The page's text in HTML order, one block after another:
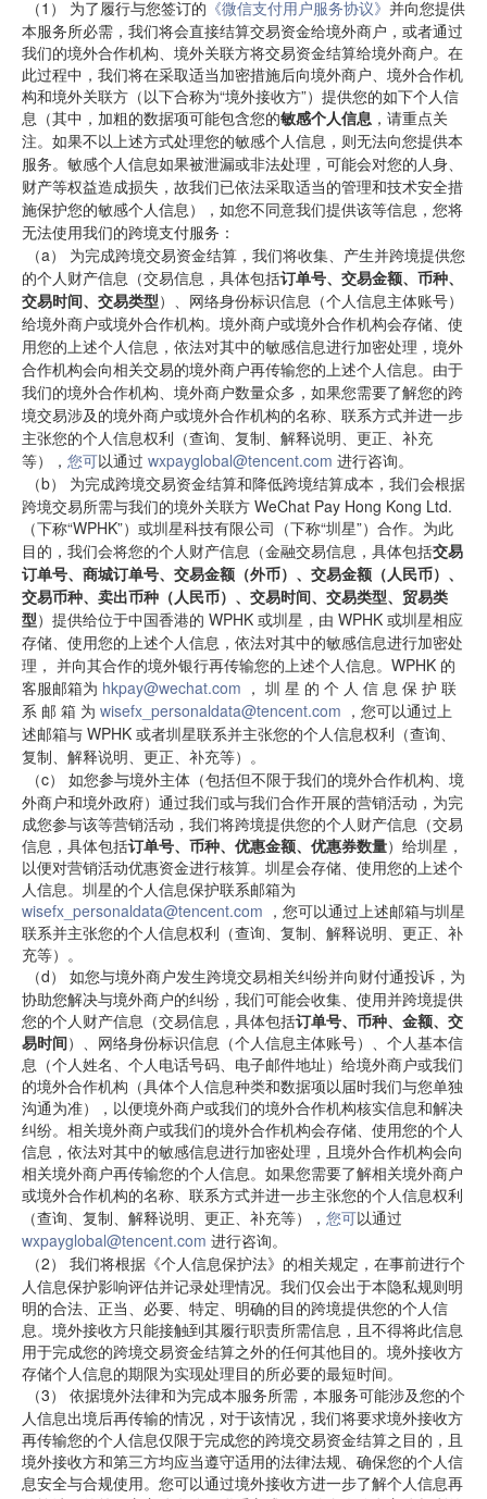
（1）
为了履行与您签订的 《微信支付用户服务协议》 并向您提供
本服务所必需，我们将会直接结算交易资金给境外商户，或者通过
我们的境外合作机构、境外关联方将交易资金结算给境外商户。在
此过程中， 我们将在采取适当加密措施后向境外商户、境外合作机
构和境外关联方（以下合称为“境外接收方”） 提供您的如下个人信
息（其中， 加粗的数据项可能包含您的敏感个人信息 ，请重点关
注。如果不以上述方式处理您的敏感个人信息，则无法向您提供本
服务。敏感个人信息如果被泄漏或非法处理，可能会对您的人身、
财产等权益造成损失，故我们已依法采取适当的管理和技术安全措
施保护您的敏感个人信息），如您不同意我们提供该等信息，您将
无法使用我们的跨境支付服务：
（a）
为完成跨境交易资金结算，我们将收集、产生并跨境提供您
的个人财产信息（交易信息，具体包括订单号、交易金额、币种、
交易时间、交易类型）、网络身份标识信息（个人信息主体账号）
给境外商户或境外合作机构。境外商户或境外合作机构会存储、使
用您的上述个人信息，依法对其中的敏感信息进行加密处理，境外
合作机构会向相关交易的境外商户再传输您的上述个人信息。由于
我们的境外合作机构、境外商户数量众多，如果您需要了解您的跨
境交易涉及的境外商户或境外合作机构的名称、联系方式并进一步
主张您的个人信息权利（查询、复制、解释说明、更正、补充
等）， 您可以通过 wxpayglobal@tencent.com 进行咨询。
（b）
为完成跨境交易资金结算和降低跨境结算成本，我们会根据
跨境交易所需与我们的境外关联方 WeChat Pay Hong Kong Ltd.
（下称“WPHK”）或圳星科技有限公司 （下称“圳星”）合作。为此
目的，我们会将您的个人财产信息（金融交易信息，具体包括交易
订单号、商城订单号、交易金额（外币）、交易金额（人民币）、
交易币种、卖出币种（人民币） 、交易时间、交易类型、贸易类
型）提供给位于中国香港的 WPHK 或圳星，由 WPHK 或圳星相应
存储、使用您的上述个人信息，依法对其中的敏感信息进行加密处
理， 并向其合作的境外银行再传输您的上述个人信息。WPHK 的
客服邮箱为 hkpay@wechat.com ， 圳 星 的 个 人 信 息 保 护 联
系 邮 箱 为 wisefx_personaldata@tencent.com ，您可以通过上
述邮箱与 WPHK 或者圳星联系并主张您的个人信息权利（查询、
复制、解释说明、更正、补充等）。
（c） 如您参与境外主体（包括但不限于我们的境外合作机构、境
外商户和境外政府）通过我们或与我们合作开展的营销活动，为完
成您参与该等营销活动，我们将跨境提供您的个人财产信息（交易
信息，具体包括订单号、币种、优惠金额、优惠券数量）给圳星，
以便对营销活动优惠资金进行核算。圳星会存储、使用您的上述个
人信息。
wisefx_personaldata@tencent.com ，您可以通过上述邮箱与圳星
联系并主张您的个人信息权利（查询、复制、解释说明、更正、补
充等）。
（d）
如您与境外商户发生跨境交易相关纠纷并向财付通投诉，为
协助您解决与境外商户的纠纷，我们可能会收集、使用并跨境提供
您的个人财产信息（交易信息，具体包括订单号、币种、金额、交
易时间）、网络身份标识信息（个人信息主体账号）、个人基本信
息（个人姓名、个人电话号码、电子邮件地址）给境外商户或我们
的境外合作机构（具体个人信息种类和数据项以届时我们与您单独
沟通为准），以便境外商户或我们的境外合作机构核实信息和解决
纠纷。相关境外商户或我们的境外合作机构会存储、使用您的个人
信息，依法对其中的敏感信息进行加密处理，且境外合作机构会向
相关境外商户再传输您的个人信息。如果您需要了解相关境外商户
或境外合作机构的名称、联系方式并进一步主张您的个人信息权利
（查询、复制、解释说明、更正、补充等）， 您可以通过
wxpayglobal@tencent.com 进行咨询。
（2）
我们将根据《个人信息保护法》的相关规定，在事前进行个
人信息保护影响评估并记录处理情况。我们仅会出于本隐私规则明
明的合法、正当、必要、特定、明确的目的跨境提供您的个人信
息。境外接收方只能接触到其履行职责所需信息，且不得将此信息
用于完成您的跨境交易资金结算之外的任何其他目的。境外接收方
存储个人信息的期限为实现处理目的所必要的最短时间。
（3）
依据境外法律和为完成本服务所需，本服务可能涉及您的个
人信息出境后再传输的情况，对于该情况，我们将要求境外接收方
再传输您的个人信息仅限于完成您的跨境交易资金结算之目的， 且
境外接收方和第三方均应当遵守适用的法律法规、确保您的个人信
息安全与合规使用。您可以通过境外接收方进一步了解个人信息再